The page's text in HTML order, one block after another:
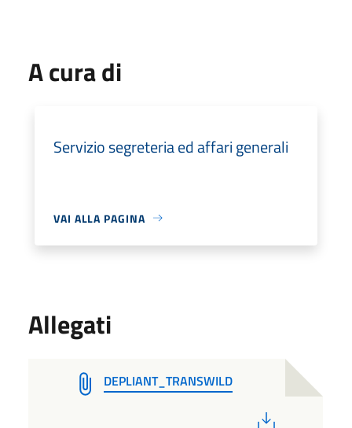
A cura di
Servizio segreteria ed affari generali
VAI ALLA PAGINA
Allegati
DEPLIANT_TRANSWILD